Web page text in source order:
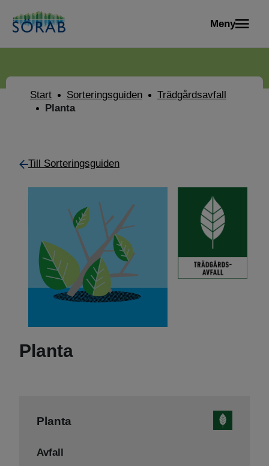
Meny
Start Sorteringsguiden
Trädgårds­avfall
Planta
Till Sorteringsguiden
Planta
Planta
Avfall